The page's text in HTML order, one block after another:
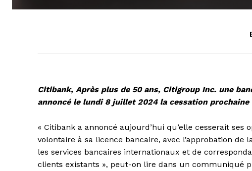
Citibank, Après plus de 50 ans, Citigroup Inc. une
annoncé le lundi 8 juillet 2024 la cessation
« Citibank a annoncé aujourd’hui qu’elle cesserait
volontaire à sa licence bancaire, avec l’approbation de
les services bancaires internationaux et de
clients existants », peut-on lire dans un communiqué